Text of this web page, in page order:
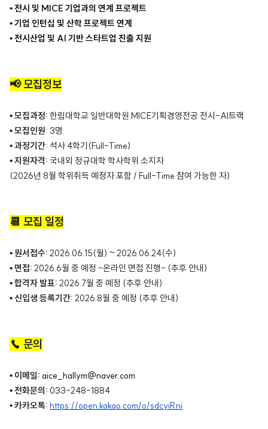
•전시 및 MICE 기업과의 연계 프로젝트
•기업 인턴십 및 산학 프로젝트 연계
•전시산업 및 AI 기반 스타트업 진출 지원
📢 모집정보
• 모집과정: 한림대학교 일반대학원 MICE기획경영전공 전시-AI트랙
• 모집인원: 3명
• 과정기간: 석사 4학기(Full-Time)
• 지원자격: 국내외 정규대학 학사학위 소지자
(2026년 8월 학위취득 예정자 포함 / Full-Time 참여 가능한 자)
📆 모집 일정
• 원서접수: 2026.06.15(월) ~ 2026.06.24(수)
• 면접: 2026.6월 중 예정 -온라인 면접 진행- (추후 안내)
• 합격자 발표: 2026.7월 중 예정 (추후 안내)
• 신입생 등록기간: 2026.8월 중 예정 (추후 안내)
☎️ 문의
• 이메일: aice_hallym@naver.com
• 전화문의: 033-248-1884
• 카카오톡: https://open.kakao.com/o/sdcyiRni